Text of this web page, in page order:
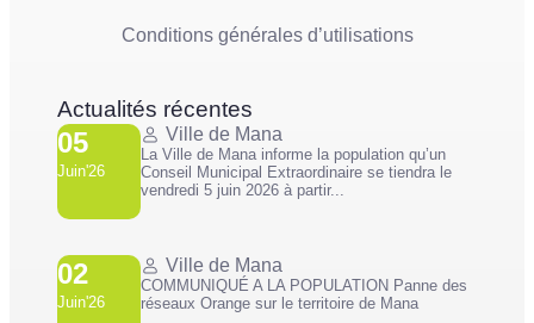
Conditions générales d’utilisations
Actualités récentes
05
Juin'26
Ville de Mana
La Ville de Mana informe la population qu’un
Conseil Municipal Extraordinaire se tiendra le
vendredi 5 juin 2026 à partir...
02
Juin'26
Ville de Mana
COMMUNIQUÉ A LA POPULATION Panne des
réseaux Orange sur le territoire de Mana